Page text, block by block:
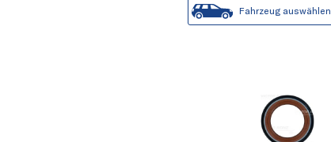
Fahrzeug auswählen